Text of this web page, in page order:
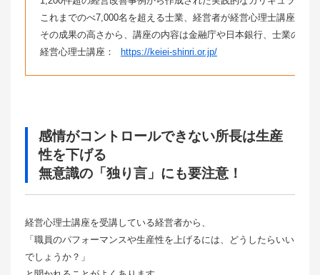
これまでのべ7,000名を超える士業、経営者が経営心理士講座を受
その成果の高さから、講座の内容は金融庁や日本銀行、士業の認
経営心理士講座：
https://keiei-shinri.or.jp/
感情がコントロールできない所長は生産
性を下げる
無意識の「独り言」にも要注意！
経営心理士講座を受講している経営者から、
「職員のパフォーマンスや生産性を上げるには、どうしたらいい
でしょうか？」